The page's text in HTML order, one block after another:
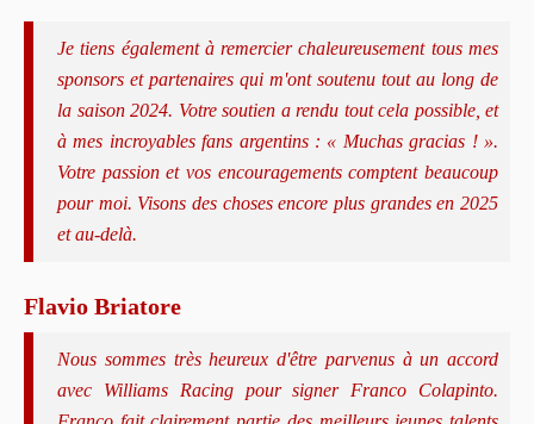
Je tiens également à remercier chaleureusement tous mes
sponsors et partenaires qui m'ont soutenu tout au long de
la saison 2024. Votre soutien a rendu tout cela possible, et
à mes incroyables fans argentins : « Muchas gracias ! ».
Votre passion et vos encouragements comptent beaucoup
pour moi. Visons des choses encore plus grandes en 2025
et au-delà.
Flavio Briatore
Nous sommes très heureux d'être parvenus à un accord
avec Williams Racing pour signer Franco Colapinto.